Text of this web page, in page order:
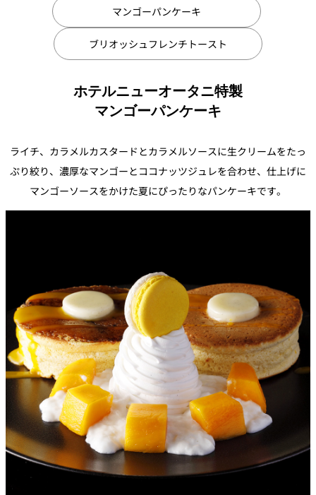
ザ・ラウンジ
ベイコートカ
フェ
ガーデンレストラン
Shell the
ルームサービ
ス
パーティースペース
個室のご案内
レストランギ
フト券
レストラン夏
の涼宴プラン
2026
七五三プラン
2026
レストランパ
ーティープラ
ン
レストラン個
室お祝いプラ
ン
シャンパーニ
ュフェア
～ポメリー ブ
リュット・ロ
ワイヤル～
自宅で味わう
ホテルのテイ
クアウトメニ
ュー
誕生日や記念
日のお祝いに
～アニバーサ
リー～
レストランご
法要プラン
チャペルでプ
ロポーズディ
ナープラン
よくあるご質
問
マンゴーパンケーキ
ブリオッシュフレンチトースト
ホテルニューオータニ特製
マンゴーパンケーキ
ライチ、カラメルカスタードとカラメルソースに生クリームをたっ
ぷり絞り、濃厚なマンゴーとココナッツジュレを合わせ、仕上げに
マンゴーソースをかけた夏にぴったりなパンケーキです。